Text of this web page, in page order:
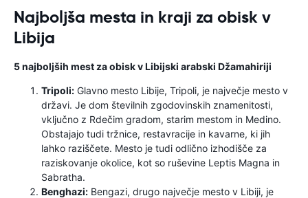
Najboljša mesta in kraji za obisk v
Libija
5 najboljših mest za obisk v Libijski arabski Džamahiriji
Tripoli: Glavno mesto Libije, Tripoli, je največje mesto v
državi. Je dom številnih zgodovinskih znamenitosti,
vključno z Rdečim gradom, starim mestom in Medino.
Obstajajo tudi tržnice, restavracije in kavarne, ki jih
lahko raziščete. Mesto je tudi odlično izhodišče za
raziskovanje okolice, kot so ruševine Leptis Magna in
Sabratha.
Benghazi: Bengazi, drugo največje mesto v Libiji, je